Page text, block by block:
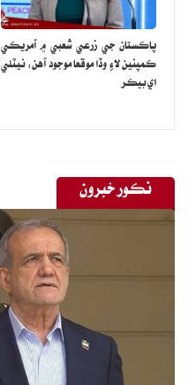
پاڪستان جي زرعي شعبي ۾ آمريڪي
ڪمپنين لاءِ وڏا موقعا موجود آهن: نيٽلي
اي بيڪر
نڪور خبرون